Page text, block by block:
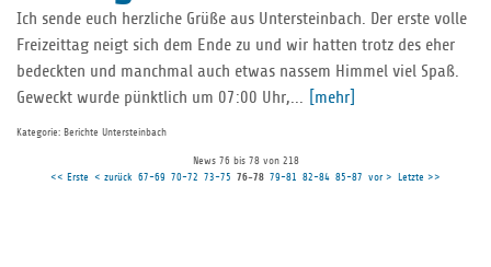
Ich sende euch herzliche Grüße aus Untersteinbach. Der erste volle
Freizeittag neigt sich dem Ende zu und wir hatten trotz des eher
bedeckten und manchmal auch etwas nassem Himmel viel Spaß.
Geweckt wurde pünktlich um 07:00 Uhr,...
[mehr]
Kategorie: Berichte Untersteinbach
News 76 bis 78 von 218
<< Erste < zurück 67-69 70-72 73-75 76-78 79-81 82-84 85-87 vor > Letzte >>